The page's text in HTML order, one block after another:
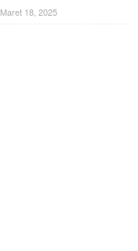
Maret 18, 2025